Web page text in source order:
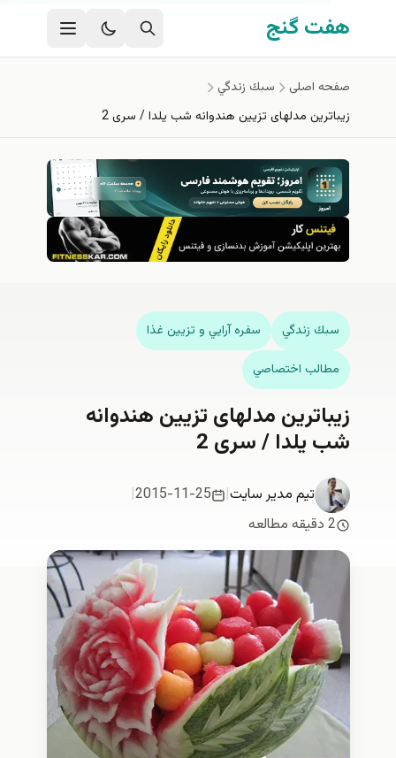
گنج
سبك زندگي
مدلهای تزیین هندوانه شب یلدا / سری 2
زندگي
سفره آرايي و تزيين غذا
اختصاصي
مدلهای تزیین هندوانه
یلدا / سری 2
تیم مدیر سایت |
2015-11-25
|